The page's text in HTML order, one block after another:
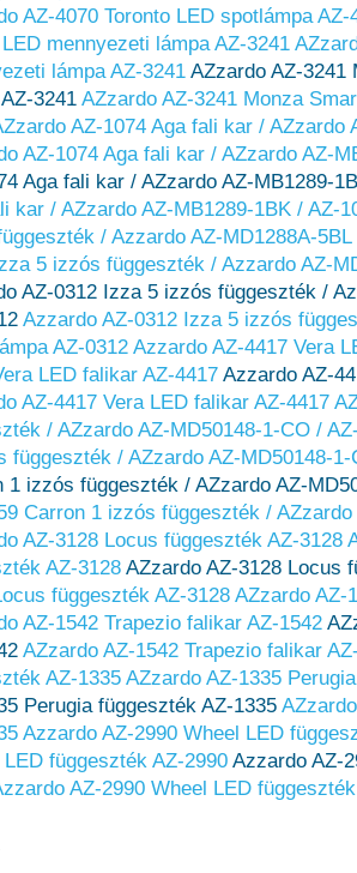
AZ-4070 Toronto LED spotlámpa AZ-
mennyezeti lámpa AZ-3241
lámpa AZ-3241 AZzardo AZ-3241
3241 AZzardo AZ-3241 Monza
AZ-1074 Aga fali kar / AZzardo
AZ-1074 Aga fali kar / AZzardo AZ-
Aga fali kar / AZzardo AZ-MB1289-
kar / AZzardo AZ-MB1289-1BK / AZ-
/ Azzardo AZ-MD1288A-
5 izzós függeszték / Azzardo AZ-
AZ-0312 Izza 5 izzós függeszték /
Azzardo AZ-0312 Izza 5 izzós
AZ-0312 Azzardo AZ-4417 Vera
LED falikar AZ-4417 Azzardo AZ-
AZ-4417 Vera LED falikar AZ-4417
/ AZzardo AZ-MD50148-1-CO /
függeszték / AZzardo AZ-MD50148-1-
1 izzós függeszték / AZzardo AZ-
Carron 1 izzós függeszték /
AZ-3128 Locus függeszték AZ-3128
AZ-3128 AZzardo AZ-3128 Locus
függeszték AZ-3128 AZzardo AZ-
AZ-1542 Trapezio falikar AZ-1542
AZzardo AZ-1542 Trapezio falikar
AZ-1335 AZzardo AZ-1335
Perugia függeszték AZ-1335
Azzardo AZ-2990 Wheel LED
függeszték AZ-2990 Azzardo AZ-
AZ-2990 Wheel LED